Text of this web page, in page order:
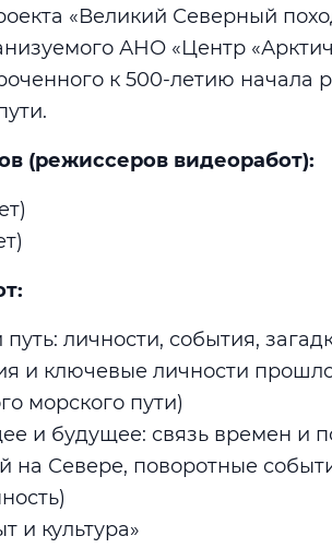
«Великий Северный
АНО «Центр
к 500-летию начала
(режиссеров видеоработ):
личности, события,
и ключевые личности
морского пути)
и будущее: связь времен и
на Севере, поворотные
и культура»